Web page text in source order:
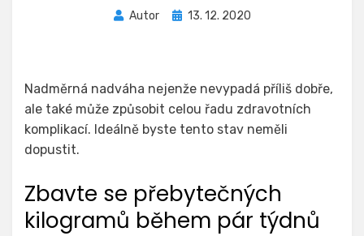
Autor
Zveřejněno
13. 12. 2020
Nadměrná nadváha nejenže nevypadá příliš dobře,
ale také může způsobit celou řadu zdravotních
komplikací. Ideálně byste tento stav neměli
dopustit.
Zbavte se přebytečných
kilogramů během pár týdnů